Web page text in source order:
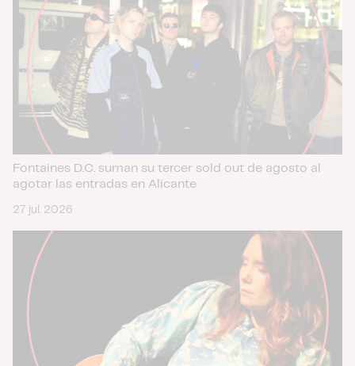
Fontaines D.C. suman su tercer sold out de agosto al
agotar las entradas en Alicante
27 jul. 2026